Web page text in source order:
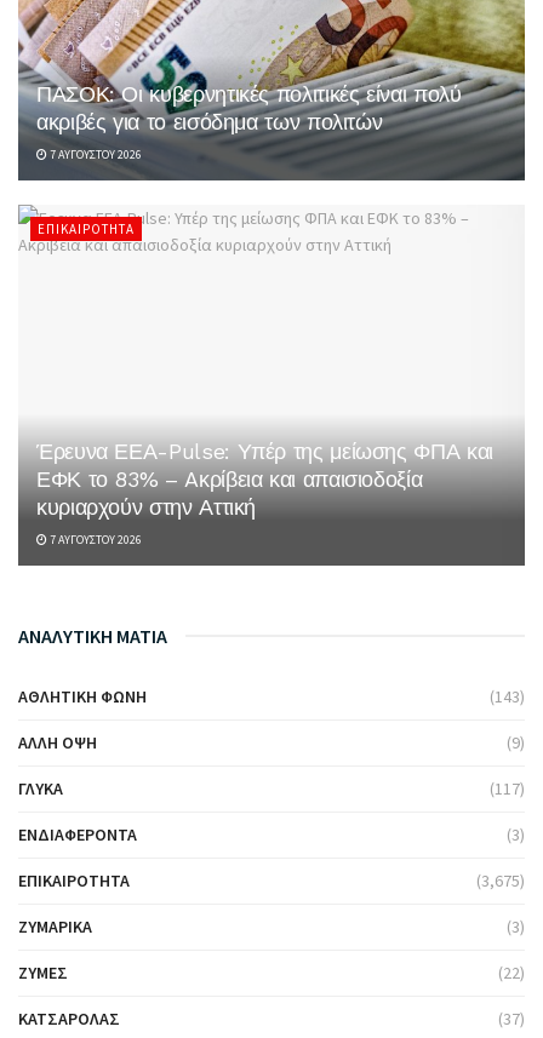
ΠΑΣΟΚ: Οι κυβερνητικές πολιτικές είναι πολύ
ακριβές για το εισόδημα των πολιτών
7 ΑΥΓΟΎΣΤΟΥ 2026
ΕΠΙΚΑΙΡΌΤΗΤΑ
Έρευνα ΕΕΑ-Pulse: Υπέρ της μείωσης ΦΠΑ και
ΕΦΚ το 83% – Aκρίβεια και απαισιοδοξία
κυριαρχούν στην Αττική
7 ΑΥΓΟΎΣΤΟΥ 2026
ΑΝΑΛΥΤΙΚΗ ΜΑΤΙΑ
ΑΘΛΗΤΙΚΉ ΦΩΝΉ (143)
ΆΛΛΗ ΌΨΗ (9)
ΓΛΥΚΆ (117)
ΕΝΔΙΑΦΈΡΟΝΤΑ (3)
ΕΠΙΚΑΙΡΌΤΗΤΑ (3,675)
ΖΥΜΑΡΙΚΆ (3)
ΖΎΜΕΣ (22)
ΚΑΤΣΑΡΌΛΑΣ (37)